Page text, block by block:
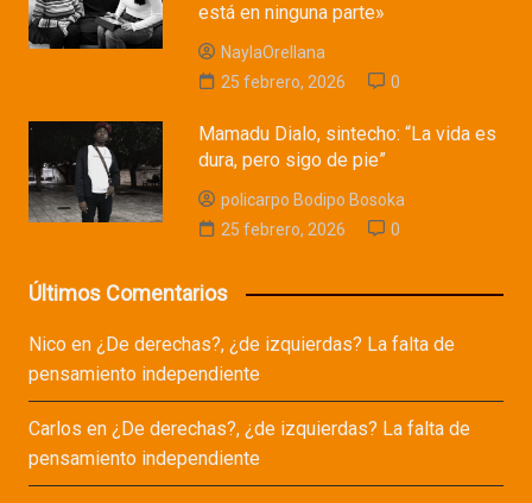
está en ninguna parte»
NaylaOrellana
25 febrero, 2026
0
Mamadu Dialo, sintecho: “La vida es
dura, pero sigo de pie”
policarpo Bodipo Bosoka
25 febrero, 2026
0
Últimos Comentarios
Nicoen ¿De derechas?, ¿de izquierdas? La falta de
pensamiento independiente
Carlos en ¿De derechas?, ¿de izquierdas? La falta de
pensamiento independiente